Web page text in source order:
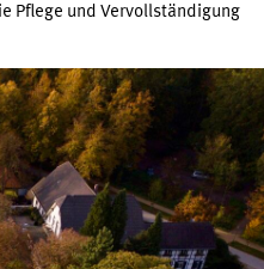
Pflege und Vervollständigung